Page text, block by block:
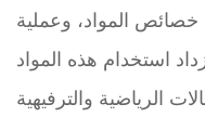
المواد، وعملية
استخدام هذه المواد